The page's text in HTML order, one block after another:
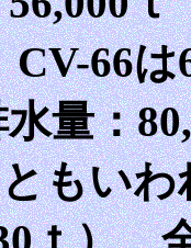
CV-66
量：
もい